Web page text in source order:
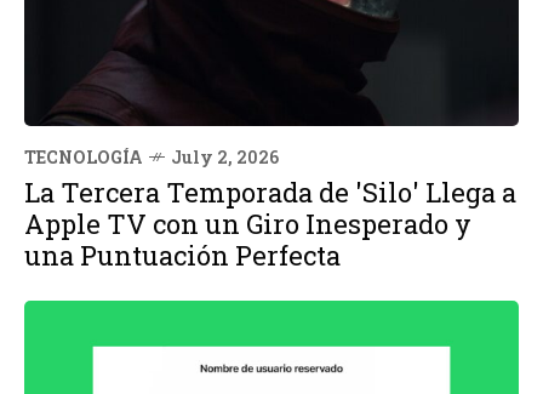
TECNOLOGÍA July 2, 2026
La Tercera Temporada de 'Silo' Llega a
Apple TV con un Giro Inesperado y
una Puntuación Perfecta